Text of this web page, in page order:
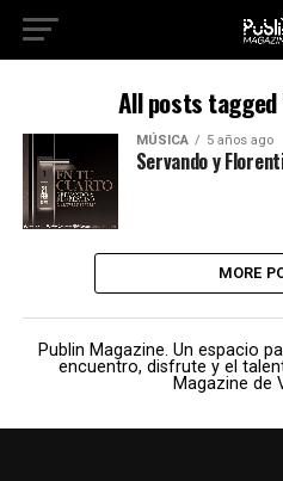
All posts
MÚSICA 5 años ago
Servando y
MORE
Publin Magazine. Un espacio
encuentro, disfrute y el
Magazine de